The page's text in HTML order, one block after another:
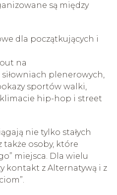
są między
dla początkujących i
na
plenerowych,
sportów walki,
hip-hop i street
nie tylko stałych
także osoby, które
miejsca. Dla wielu
kontakt z Alternatywą i z